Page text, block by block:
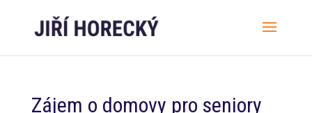
Zájem o domovy pro seniory